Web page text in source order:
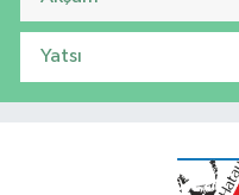
Yatsı